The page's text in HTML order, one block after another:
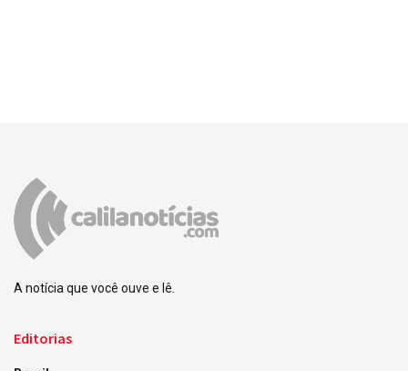
A notícia que você ouve e lê.
Editorias